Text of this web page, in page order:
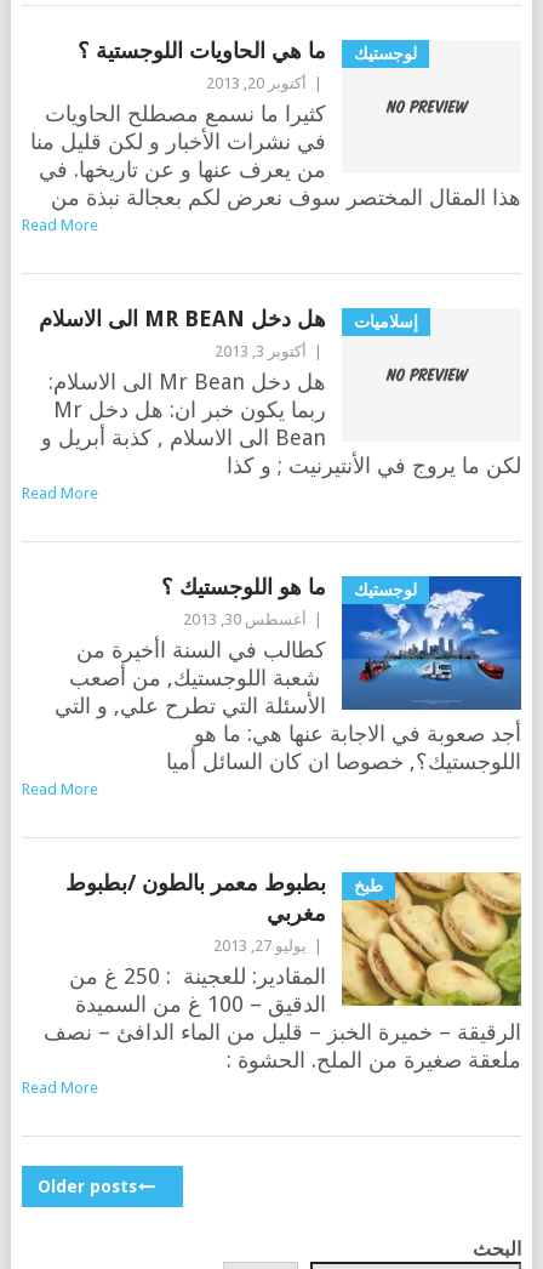
لوجستيك ما هي الحاويات اللوجستية ؟
أكتوبر 20, 2013
كثيرا ما نسمع مصطلح الحاويات
في نشرات الأخبار و لكن قليل منا
من يعرف عنها و عن تاريخها. في
هذا المقال المختصر سوف نعرض لكم بعجالة نبذة من
Read More
إسلاميات هل دخل MR BEAN الى الاسلام
أكتوبر 3, 2013
هل دخل Mr Bean الى الاسلام:
ربما يكون خبر ان: هل دخل Mr
Bean الى الاسلام , كذبة أبريل و
لكن ما يروج في الأنتيرنيت ; و كذا
Read More
لوجستيك ما هو اللوجستيك ؟
أغسطس 30, 2013
كطالب في السنة اأخيرة من
شعبة اللوجستيك, من أصعب
الأسئلة التي تطرح علي, و التي
أجد صعوبة في الاجابة عنها هي: ما هو
اللوجستيك؟, خصوصا ان كان السائل أميا
Read More
طبخ
بطبوط معمر بالطون /بطبوط
مغربي
يوليو 27, 2013
المقادير: للعجينة : 250 غ من
الدقيق – 100 غ من السميدة
الرقيقة – خميرة الخبز – قليل من الماء الدافئ – نصف
ملعقة صغيرة من الملح. الحشوة :
Read More
Older posts
البحث